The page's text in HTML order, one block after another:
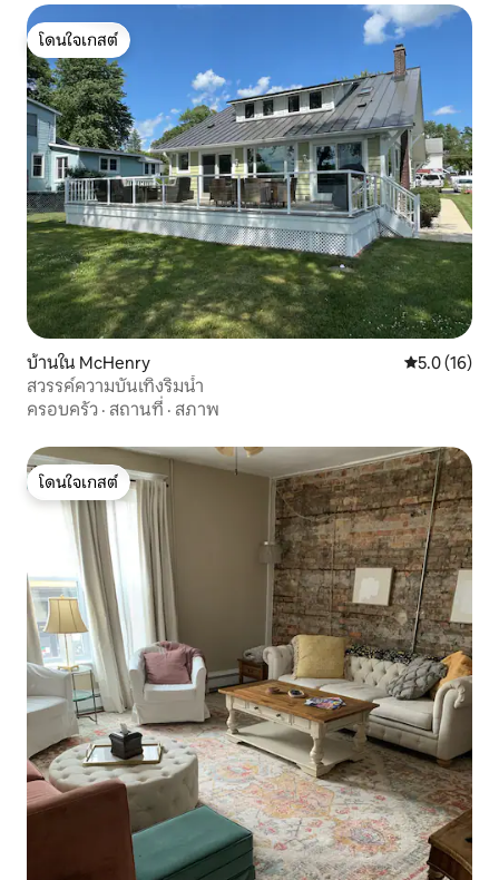
โดนใจเกสต์
โดนใจเกสต์
บ้านใน McHenry คะแนนเฉลี่ย
5.0 (16)
สวรรค์ความบันเทิงริมน้ำ
ครอบครัว · สถานที่ · สภาพ
โดนใจเกสต์
โดนใจเกสต์